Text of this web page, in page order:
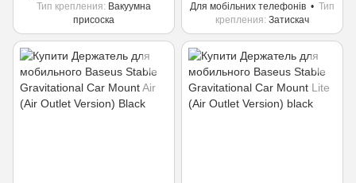
Тип крепления
Вакуумна
присоска
Для мобільних телефонів
Тип
крепления Затискач